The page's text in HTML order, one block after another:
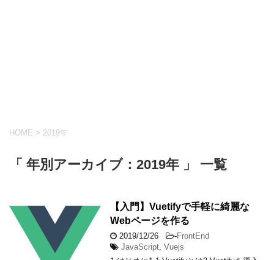
HOME > 2019年
「 年別アーカイブ：2019年 」 一覧
【入門】Vuetifyで手軽に綺麗な
Webページを作る
2019/12/26 -FrontEnd
JavaScript Vuejs